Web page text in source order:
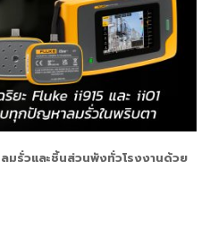
มรั่วและชิ้นส่วนพังทั่วโรงงานด้วย